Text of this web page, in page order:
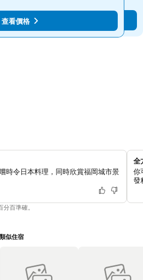
查看價格
查看價格
時令日本料理，同時欣賞福岡城市景
全
你
發
百準確。
類似住宿